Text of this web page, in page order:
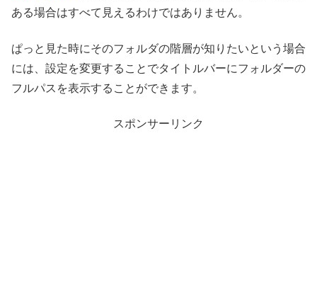
ある場合はすべて見えるわけではありません。
ぱっと見た時にそのフォルダの階層が知りたいという場合
には、設定を変更することでタイトルバーにフォルダーの
フルパスを表示することができます。
スポンサーリンク